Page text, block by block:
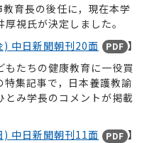
育長の後任に，現在本学
視氏が決定しました。
中日新聞朝刊20面 PDF 】
もたちの健康教育に一役買
集記事で，日本養護教諭
み学長のコメントが掲載
中日新聞朝刊11面 PDF 】